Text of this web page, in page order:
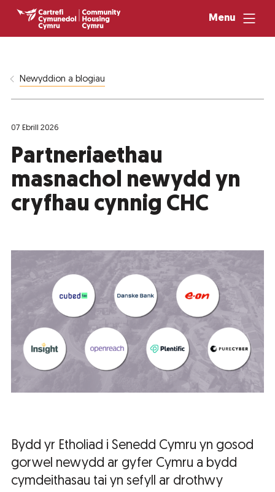
Menu
Newyddion a blogiau
07 Ebrill 2026
Partneriaethau
masnachol newydd yn
cryfhau cynnig CHC
Bydd yr Etholiad i Senedd Cymru yn gosod
gorwel newydd ar gyfer Cymru a bydd
cymdeithasau tai yn sefyll ar drothwy